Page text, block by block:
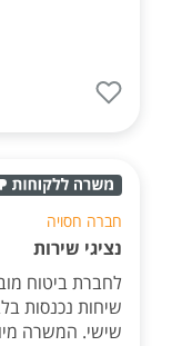
חברה חסויה
נציגי שירות
לחברת ביטוח
שישי. המשרה